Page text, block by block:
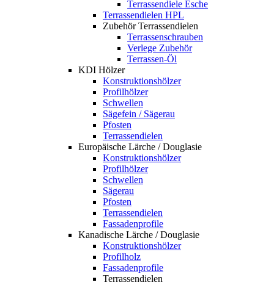
Terrassendiele Esche
Terrassendielen HPL
Zubehör Terrassendielen
Terrassenschrauben
Verlege Zubehör
Terrassen-Öl
KDI Hölzer
Konstruktionshölzer
Profilhölzer
Schwellen
Sägefein / Sägerau
Pfosten
Terrassendielen
Europäische Lärche / Douglasie
Konstruktionshölzer
Profilhölzer
Schwellen
Sägerau
Pfosten
Terrassendielen
Fassadenprofile
Kanadische Lärche / Douglasie
Konstruktionshölzer
Profilholz
Fassadenprofile
Terrassendielen